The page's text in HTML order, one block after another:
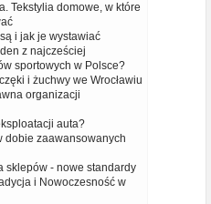
Tekstylia domowe, w które
i jak je wystawiać
z najcześciej
sportowych w Polsce?
i żuchwy we Wrocławiu
organizacji
auta?
dobie zaawansowanych
sklepów - nowe standardy
i Nowoczesność w